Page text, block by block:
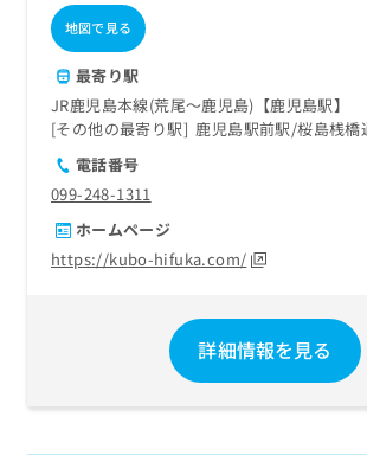
地図で見る
最寄り駅
JR鹿児島本線(荒尾～鹿児島)【鹿児島駅】
その他の最寄り駅
鹿児島駅前駅 桜島桟橋
電話番号
099-248-1311
ホームページ
https://kubo-hifuka.com/
詳細情報を見る